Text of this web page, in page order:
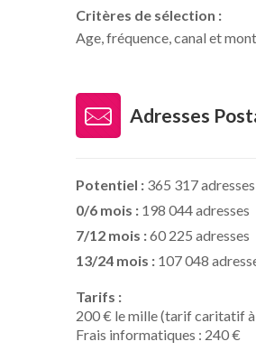
Critères de sélection :
Age, fréquence, canal et
Adresses
Potentiel : 365 317 adresses
0/6 mois : 198 044 adresses
7/12 mois :60 225 adresses
13/24 mois : 107 048
Tarifs :
200 € le mille (tarif caritatif
Frais informatiques : 240 €